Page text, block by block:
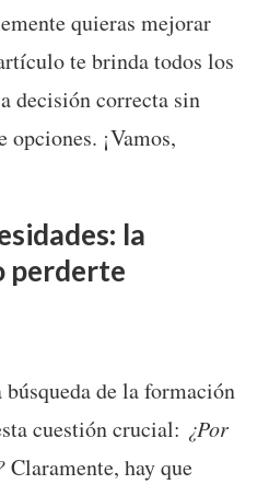
quieras mejorar
te brinda todos los
decisión correcta sin
opciones. ¡Vamos,
la
perderte
de la formación
cuestión crucial: ¿Por
Claramente, hay que